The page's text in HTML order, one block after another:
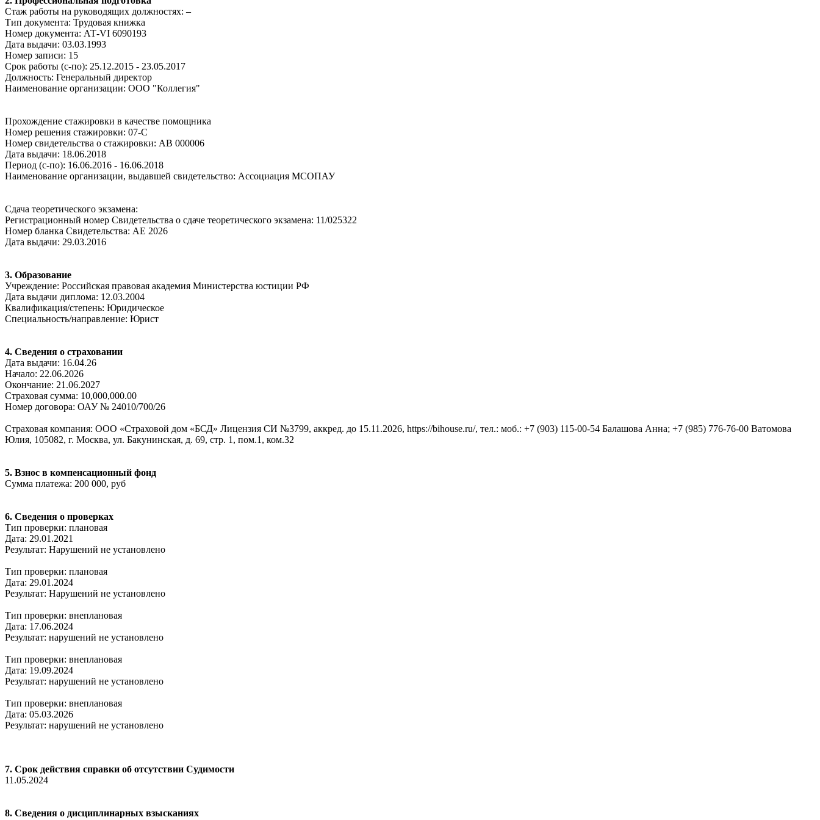
Стаж работы на руководящих должностях: –
Тип документа: Трудовая книжка
Номер документа: АТ-VI 6090193
Дата выдачи: 03.03.1993
Номер записи: 15
Срок работы (с-по): 25.12.2015 - 23.05.2017
Должность: Генеральный директор
Наименование организации: ООО "Коллегия"
Прохождение стажировки в качестве помощника
Номер решения стажировки: 07-С
Номер свидетельства о стажировки: АВ 000006
Дата выдачи: 18.06.2018
Период (с-по): 16.06.2016 - 16.06.2018
Наименование организации, выдавшей свидетельство: Ассоциация МСОПАУ
Сдача теоретического экзамена:
Регистрационный номер Свидетельства о сдаче теоретического экзамена: 11/025322
Номер бланка Свидетельства: АЕ 2026
Дата выдачи: 29.03.2016
3. Образование
Учреждение: Российская правовая академия Министерства юстиции РФ
Дата выдачи диплома: 12.03.2004
Квалификация/степень: Юридическое
Специальность/направление: Юрист
4. Сведения о страховании
Дата выдачи: 16.04.26
Начало: 22.06.2026
Окончание: 21.06.2027
Страховая сумма: 10,000,000.00
Номер договора: ОАУ № 24010/700/26
Страховая компания: ООО «Страховой дом «БСД» Лицензия СИ №3799, аккред. до 15.11.2026, https://bihouse.ru/, тел.: моб.: +7 (903) 115-00-54 Балашова Анна; +7 (985) 776-76-00 Ватомова
Юлия, 105082, г. Москва, ул. Бакунинская, д. 69, стр. 1, пом.1, ком.32
5. Взнос в компенсационный фонд
Сумма платежа: 200 000, руб
6. Сведения о проверках
Тип проверки: плановая
Дата: 29.01.2021
Результат: Нарушений не установлено
Тип проверки: плановая
Дата: 29.01.2024
Результат: Нарушений не установлено
Тип проверки: внеплановая
Дата: 17.06.2024
Результат: нарушений не установлено
Тип проверки: внеплановая
Дата: 19.09.2024
Результат: нарушений не установлено
Тип проверки: внеплановая
Дата: 05.03.2026
Результат: нарушений не установлено
7. Срок действия справки об отсутствии Судимости
11.05.2024
8. Сведения о дисциплинарных взысканиях